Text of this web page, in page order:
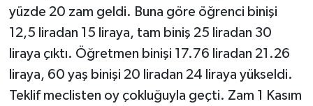
yüzde 20 zam geldi. Buna göre öğrenci binişi
12,5 liradan 15 liraya, tam biniş 25 liradan 30
liraya çıktı. Öğretmen binişi 17.76 liradan 21.26
liraya, 60 yaş binişi 20 liradan 24 liraya yükseldi.
Teklif meclisten oy çokluğuyla geçti. Zam 1 Kasım